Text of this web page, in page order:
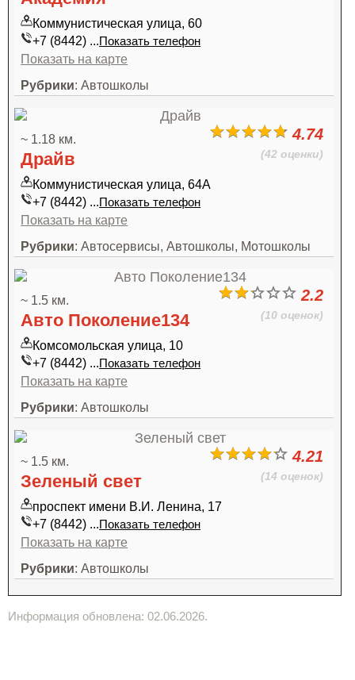
Коммунистическая улица, 60
+7 (8442) ...Показать телефон
Показать на карте
Рубрики: Автошколы
4.74
(42 оценки)
~ 1.18 км.
Драйв
Коммунистическая улица, 64А
+7 (8442) ...Показать телефон
Показать на карте
Рубрики: Автосервисы, Автошколы, Мотошколы
2.2
(10 оценок)
~ 1.5 км.
Авто Поколение134
Комсомольская улица, 10
+7 (8442) ...Показать телефон
Показать на карте
Рубрики: Автошколы
4.21
(14 оценок)
~ 1.5 км.
Зеленый свет
проспект имени В.И. Ленина, 17
+7 (8442) ...Показать телефон
Показать на карте
Рубрики: Автошколы
Информация обновлена: 02.06.2026.